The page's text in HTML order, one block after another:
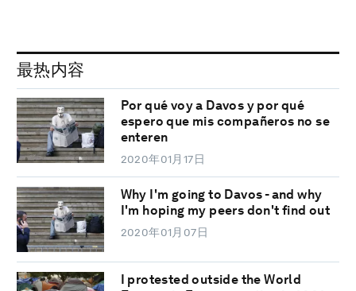
最热内容
Por qué voy a Davos y por qué
espero que mis compañeros no se
enteren
2020年01月17日
Why I'm going to Davos - and why
I'm hoping my peers don't find out
2020年01月07日
I protested outside the World